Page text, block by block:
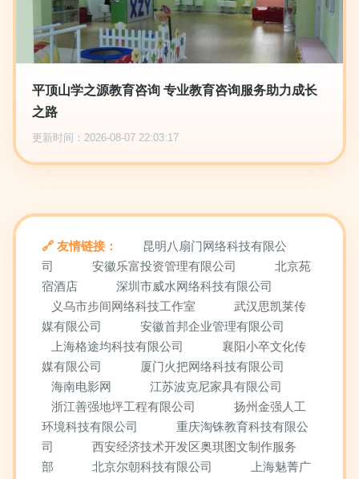
平顶山学之源教育咨询 专业教育咨询服务助力成长
之路
更新时间：2026-08-07 22:03:17
友情链接：
昆明八扇门网络科技有限公
司
安徽乐富投资管理有限公司
北京苑
宿酒店
深圳市威水网络科技有限公司
义乌市步间网络科技工作室
武汉思凯莱传
媒有限公司
安徽首邦企业管理有限公司
上海格途均科技有限公司
襄阳小卒文化传
媒有限公司
厦门火把网络科技有限公司
海南电影网
江苏波克尼家具有限公司
浙江善强地坪工程有限公司
扬州金强人工
环境科技有限公司
重庆淘铢教育科技有限公
司
西安经济技术开发区奥琪图文制作服务
部
北京尔朝科技有限公司
上海魅菁广